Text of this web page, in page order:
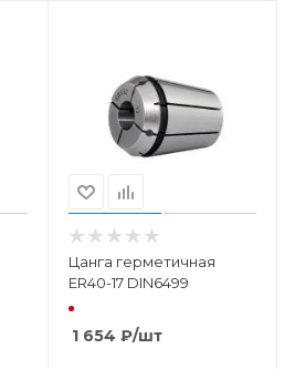
Цанга герметичная
ER40-17 DIN6499
1 654 ₽/шт